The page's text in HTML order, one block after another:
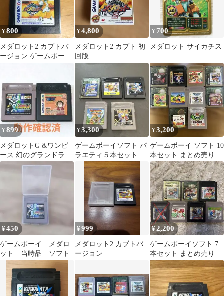
¥800
メダロット2 カブトバ
ージョン ゲームボーイ
¥4,800
メダロット2 カブト 初
回版
¥ 700
メダロット サイカチス
¥899
メダロットG &ワンピ
ース 幻のグランドライ
ン冒険記 ソフトまと
¥3,300
ゲームボーイソフト パ
ラエティ５本セット
¥3,200
ゲームボーイ ソフト 10
本セット まとめ売り
¥450
ゲームボーイ メダロ
ット 当時品 ソフト
¥999
メダロット2 カブトバ
ージョン
¥2,200
ゲームボーイソフト 7
本セット まとめ売り